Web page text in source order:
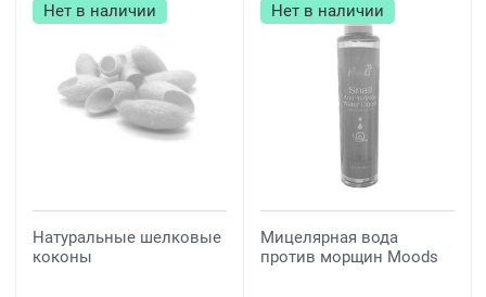
Нет в наличии
Натуральные шелковые
коконы
Нет в наличии
Мицелярная вода
против морщин Moods